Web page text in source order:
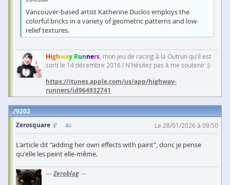
Vancouver-based artist Katherine Duclos employs the
colorful bricks in a variety of geometric patterns and low-
relief textures.
Highway Runners , mon jeu de racing à la Outrun qu'il est
sorti le 14 décembre 2016 ! N'hésitez pas à me soutenir :)
https://itunes.apple.com/us/app/highway-
runners/id964932741
9202
Zerosquare
Le 28/01/2026 à 09:50
L'article dit "adding her own effects with paint", donc je pense
qu'elle les peint elle-même.
—Zeroblog—